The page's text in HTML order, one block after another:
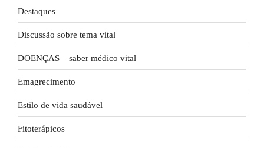
Destaques
Discussão sobre tema vital
DOENÇAS – saber médico vital
Emagrecimento
Estilo de vida saudável
Fitoterápicos